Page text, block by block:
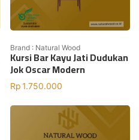
Brand : Natural Wood
Kursi Bar Kayu Jati Dudukan
Jok Oscar Modern
Rp1.750.000